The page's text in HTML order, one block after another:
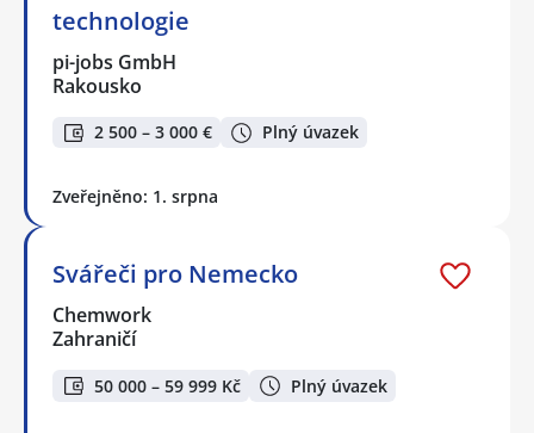
technologie
pi-jobs GmbH
Rakousko
2 500 – 3 000 € Plný úvazek
Zveřejněno: 1. srpna
Svářeči pro Nemecko
Chemwork
Zahraničí
50 000 – 59 999 Kč Plný úvazek